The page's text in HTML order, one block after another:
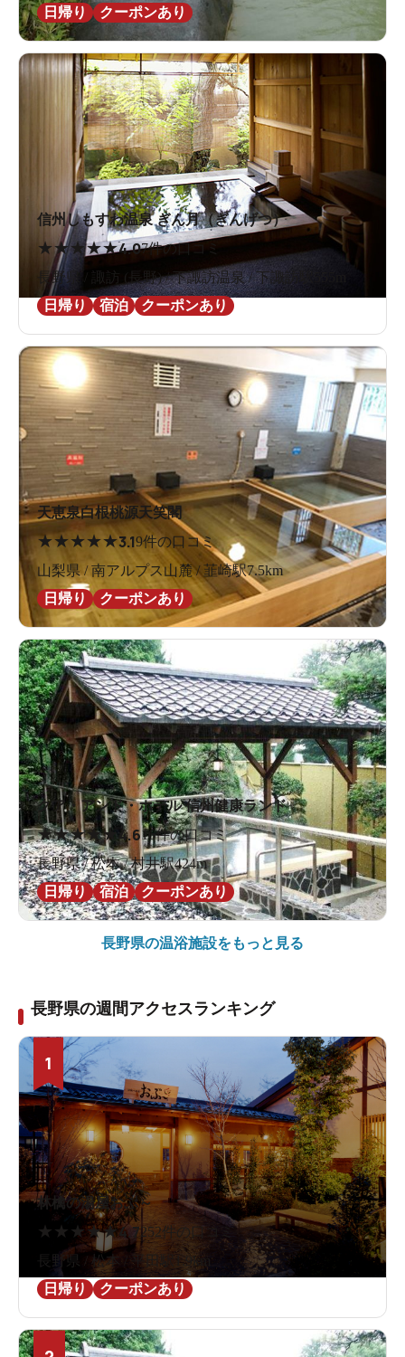
日帰り クーポンあり
信州しもすわ温泉 ぎん月（ぎんげつ）
★★★★★4.07件の口コミ
長野県 / 諏訪 (長野) / 下諏訪温泉 / 下諏訪駅555m
日帰り
宿泊 クーポンあり
天恵泉白根桃源天笑閣
★★★★★3.19件の口コミ
山梨県 / 南アルプス山麓 / 韮崎駅7.5km
日帰り
クーポンあり
クア・アンド・ホテル 信州健康ランド
★★★★★4.616件の口コミ
長野県 / 松本 / 村井駅424m
日帰り
宿泊 クーポンあり
長野県の温浴施設をもっと見る
長野県の週間アクセスランキング
1
林檎の湯屋おぶ～
★ ★ ★★★4.7252件の口コミ
長野県 / 松本 / 平田駅1.9km
日帰り
クーポンあり